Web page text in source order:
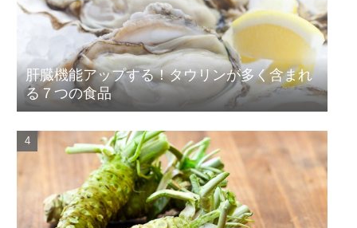
肝臓機能アップする！タウリンが多く含まれ
る７つの食品